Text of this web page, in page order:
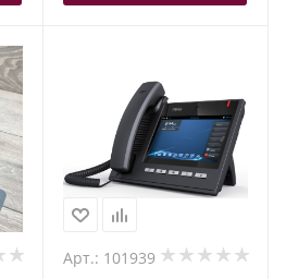
Арт.: 101939